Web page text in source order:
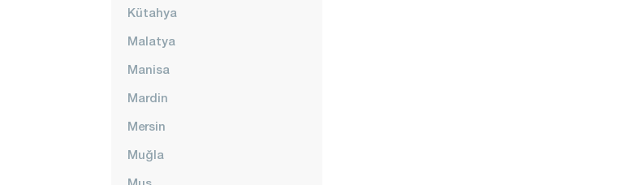
Kütahya
Malatya
Manisa
Mardin
Mersin
Muğla